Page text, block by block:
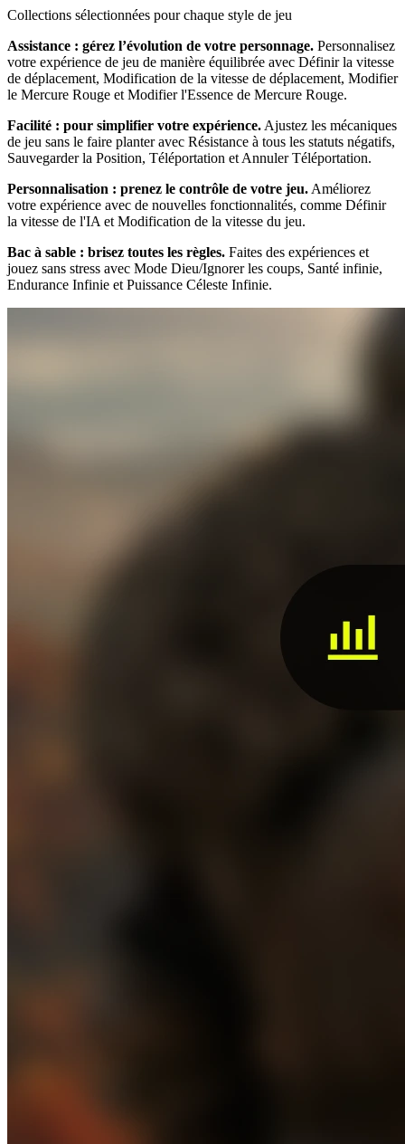
Collections sélectionnées pour chaque style de jeu
Assistance : gérez l’évolution de votre personnage. Personnalisez
votre expérience de jeu de manière équilibrée avec Définir la vitesse
de déplacement, Modification de la vitesse de déplacement, Modifier
le Mercure Rouge et Modifier l'Essence de Mercure Rouge.
Facilité : pour simplifier votre expérience. Ajustez les mécaniques
de jeu sans le faire planter avec Résistance à tous les statuts négatifs,
Sauvegarder la Position, Téléportation et Annuler Téléportation.
Personnalisation : prenez le contrôle de votre jeu. Améliorez
votre expérience avec de nouvelles fonctionnalités, comme Définir
la vitesse de l'IA et Modification de la vitesse du jeu.
Bac à sable : brisez toutes les règles. Faites des expériences et
jouez sans stress avec Mode Dieu/Ignorer les coups, Santé infinie,
Endurance Infinie et Puissance Céleste Infinie.